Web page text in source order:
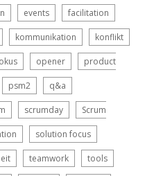
events facilitation
kommunikation konflikt
opener product
psm2 q&a
scrumday Scrum
solution focus
teamwork tools